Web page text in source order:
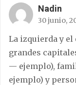
Nadin
30 junio,
La izquierda y el
grandes
— ejemplo),
ejemplo) y